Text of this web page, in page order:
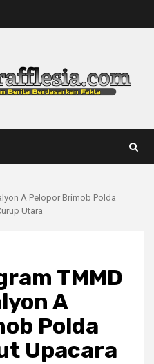
A Pelopor Brimob Polda
Utara
TMMD
A
Polda
Upacara